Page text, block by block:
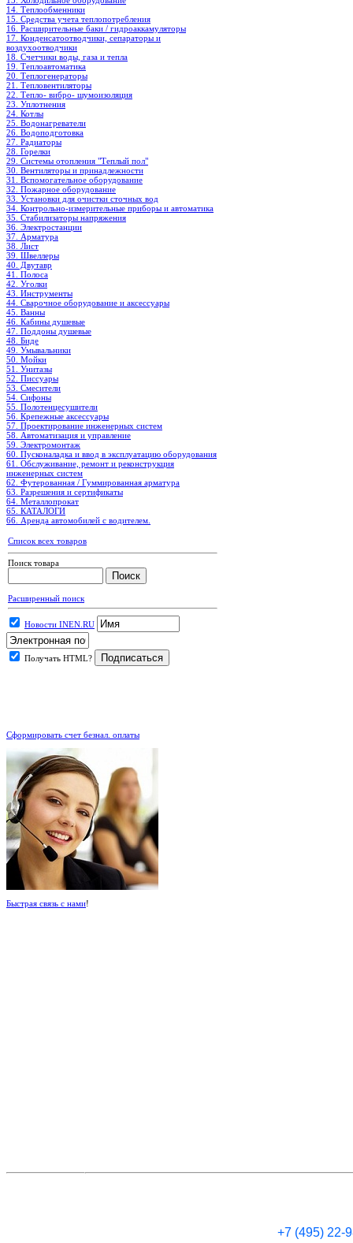
14. Теплообменники
15. Средства учета теплопотребления
16. Расширительные баки / гидроаккамуляторы
17. Конденсатоотводчики, сепараторы и
воздухоотводчики
18. Счетчики воды, газа и тепла
19. Теплоавтоматика
20. Теплогенераторы
21. Тепловентиляторы
22. Тепло- вибро- шумоизоляция
23. Уплотнения
24. Котлы
25. Водонагреватели
26. Водоподготовка
27. Радиаторы
28. Горелки
29. Системы отопления "Теплый пол"
30. Вентиляторы и принадлежности
31. Вспомогательное оборудование
32. Пожарное оборудование
33. Установки для очистки сточных вод
34. Контрольно-измерительные приборы и автоматика
35. Стабилизаторы напряжения
36. Электростанции
37. Арматура
38. Лист
39. Швеллеры
40. Двутавр
41. Полоса
42. Уголки
43. Инструменты
44. Сварочное оборудование и аксессуары
45. Ванны
46. Кабины душевые
47. Поддоны душевые
48. Биде
49. Умывальники
50. Мойки
51. Унитазы
52. Писсуары
53. Смесители
54. Сифоны
55. Полотенцесушители
56. Крепежные аксессуары
57. Проектирование инженерных систем
58. Автоматизация и управление
59. Электромонтаж
60. Пусконаладка и ввод в эксплуатацию оборудования
61. Обслуживание, ремонт и реконструкция
инженерных систем
62. Футерованная / Гуммированная арматура
63. Разрешения и сертификаты
64. Металлопрокат
65. КАТАЛОГИ
66. Аренда автомобилей с водителем.
Список всех товаров
Поиск товара
Расширенный поиск
Новости INEN.RU
Получать HTML?
Сформировать счет безнал. оплаты
Быстрая связь с нами!
+7 (495) 22-